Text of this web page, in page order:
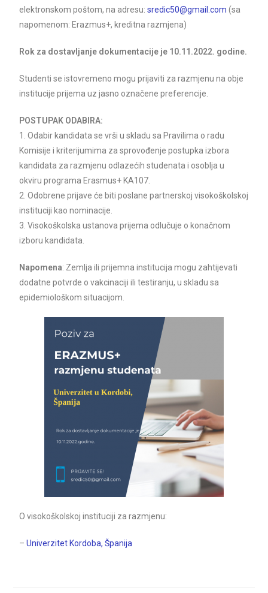
elektronskom poštom, na adresu:sredic50@gmail.com (sa
napomenom: Erazmus+, kreditna razmjena)
Rok za dostavljanje dokumentacije je 10.11.2022. godine.
Studenti se istovremeno mogu prijaviti za razmjenu na obje
institucije prijema uz jasno označene preferencije.
POSTUPAK ODABIRA:
1. Odabir kandidata se vrši u skladu sa Pravilima o radu
Komisije i kriterijumima za sprovođenje postupka izbora
kandidata za razmjenu odlazećih studenata i osoblja u
okviru programa Erasmus+ KA107.
2. Odobrene prijave će biti poslane partnerskoj visokoškolskoj
instituciji kao nominacije.
3. Visokoškolska ustanova prijema odlučuje o konačnom
izboru kandidata.
Napomena: Zemlja ili prijemna institucija mogu zahtijevati
dodatne potvrde o vakcinaciji ili testiranju, u skladu sa
epidemiološkom situacijom.
O visokoškolskoj instituciji za razmjenu:
–Univerzitet Kordoba, Španija